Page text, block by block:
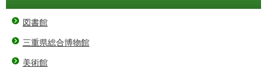
図書館
三重県総合博物館
美術館